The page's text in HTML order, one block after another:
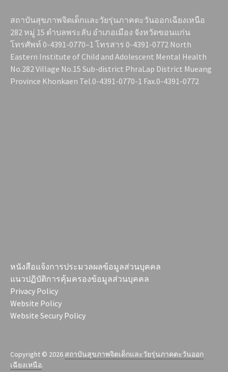
สถาบันสุขภาพจิตเด็กและวัยรุ่นภาคตะวันออกเฉียงเหนือ
282 หมู่ 15 ตำบลพระลับ อำเภอเมือง จังหวัดขอนแก่น
โทรศัพท์ 0-4391-0770–1 โทรสาร 0-4391-0772 North
Eastern Institute of Child and Adolescent Mental Health
No.282 Village No.15 Sub-district PhraLap District Mueang
Province Khonkaen Tel.0-4391-0770-1 Fax.0-4391-0772
หนังสือแจ้งการประมวลผลข้อมูลส่วนบุคคล
แนวปฏิบัติการคุ้มครองข้อมูลส่วนบุคคล
Privacy Policy
Website Policy
Website Secury Policy
Copyright © 2026 สถาบันสุขภาพจิตเด็กและวัยรุ่นภาคตะวันออก
เฉียงเหนือ.